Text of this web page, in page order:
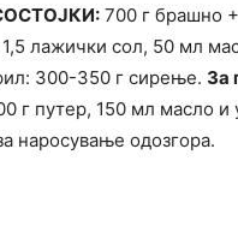
700 г брашно
лажички сол, 50 мл
300-350 г сирење. За
г путер, 150 мл масло и
наросување одозгора.